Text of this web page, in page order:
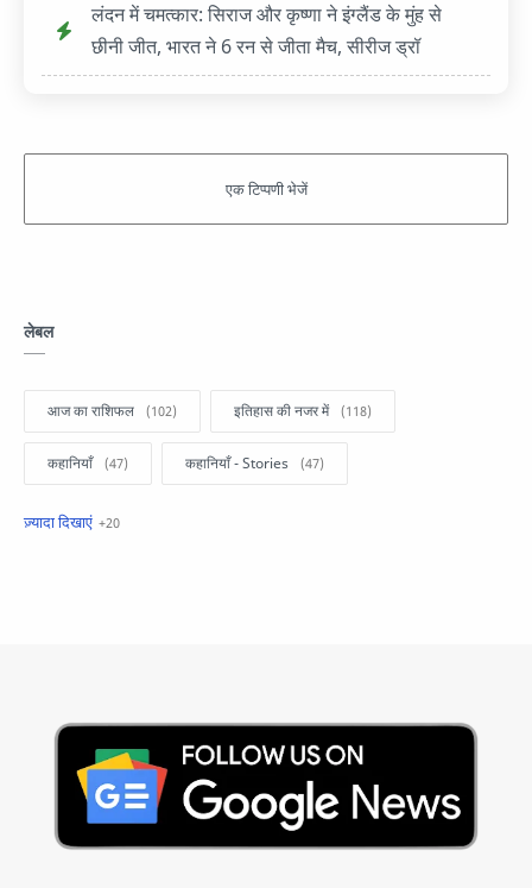
लंदन में चमत्कार: सिराज और कृष्णा ने इंग्लैंड के मुंह से
छीनी जीत, भारत ने 6 रन से जीता मैच, सीरीज ड्रॉ
लेबल
आज का राशिफल इतिहास की नजर में
कहानियाँ कहानियाँ - Stories
खबरें फटाफट
Hindi Stories International
Jobs and Education Lifestyle
Monthly Current Affairs National